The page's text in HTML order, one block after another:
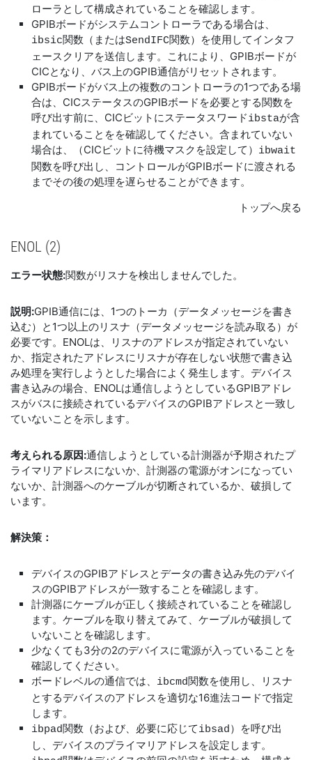
ローラとして構成されていることを確認します。
GPIBボードがシステムコントローラである場合は、
ibsic関数（またはSendIFC関数）を使用してインタフ
ェースクリアを送信します。これにより、GPIBボードが
CICとなり、バス上のGPIB通信がリセットされます。
GPIBボードがバス上の複数のコントローラの1つである場
合は、CICステータスのGPIBボードを必要とする関数を
呼び出す前に、CICビットにステータスワードibstaが含
まれていることをを確認してください。含まれていない
場合は、（CICビットに待機マスクを設定して） ibwait
関数を呼び出し、コントロールがGPIBボードに渡される
までその後の処理を遅らせることができます。
トップへ戻る
ENOL (2)
エラー状態:関数がリスナを検出しませんでした。
説明:GPIB通信には、1つのトーカ（データメッセージを書き
込む）と1つ以上のリスナ（データメッセージを読み取る）が
必要です。ENOLは、リスナのアドレスが指定されていない
か、指定されたアドレスにリスナが存在しない状態で書き込
み処理を実行しようとした場合によく発生します。デバイス
書き込みの場合、ENOLは通信しようとしているGPIBアドレ
スがバスに接続されているデバイスのGPIBアドレスと一致し
ていないことを示します。
考えられる原因:通信しようとしている計測器が予期されたプ
ライマリアドレスにないか、計測器の電源がオンになってい
ないか、計測器へのケーブルが切断されているか、破損して
います。
解決策：
デバイスのGPIBアドレスとデータの書き込み先のデバイ
スのGPIBアドレスが一致することを確認します。
計測器にケーブルが正しく接続されていることを確認し
ます。ケーブルを取り替えてみて、ケーブルが破損して
いないことを確認します。
少なくても3分の2のデバイスに電源が入っていることを
確認してください。
ボードレベルの通信では、
ibcmd関数を使用し、リスナ
とするデバイスのアドレスを適切な16進法コードで指定
します。
ibpad関数（および、必要に応じてibsad）を呼び出
し、デバイスのプライマリアドレスを設定します。